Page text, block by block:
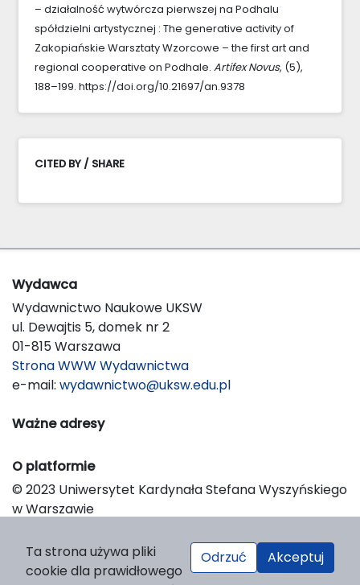
– działalność wytwórcza pierwszej na Podhalu
spółdzielni artystycznej : The generative activity of
Zakopiańskie Warsztaty Wzorcowe – the first art and
regional cooperative on Podhale. Artifex Novus, (5),
188–199. https://doi.org/10.21697/an.9378
CITED BY / SHARE
Wydawca
Wydawnictwo Naukowe UKSW
ul. Dewajtis 5, domek nr 2
01-815 Warszawa
Strona WWW Wydawnictwa
e-mail: wydawnictwo@uksw.edu.pl
Ważne adresy
O platformie
© 2023 Uniwersytet Kardynała Stefana Wyszyńskiego
w Warszawie
Platform & Workflow by OJS/PKP
Ta strona używa pliki
cookie dla prawidłowego
Odrzuć Akceptuj